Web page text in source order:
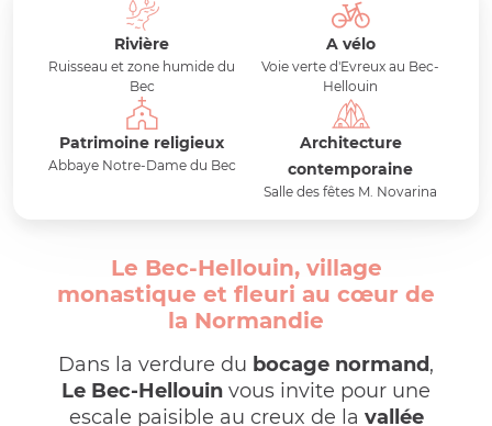
Rivière
Ruisseau et zone humide du
Bec
A vélo
Voie verte d'Evreux au Bec-
Hellouin
Patrimoine religieux
Abbaye Notre-Dame du Bec
Architecture
contemporaine
Salle des fêtes M. Novarina
Le Bec-Hellouin, village
monastique et fleuri au cœur de
la Normandie
Dans la verdure du bocage normand,
Le Bec-Hellouin vous invite pour une
escale paisible au creux de la vallée